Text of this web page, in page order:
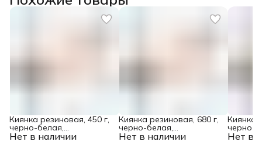
Нет в наличии
Киянка резиновая, 450 г,
черно-белая,
фибергласовая рукоятка Нет в наличии
Киянка резиновая, 680 г,
черно-белая,
фибергласовая рукоятка Нет в
Киянка
черно-